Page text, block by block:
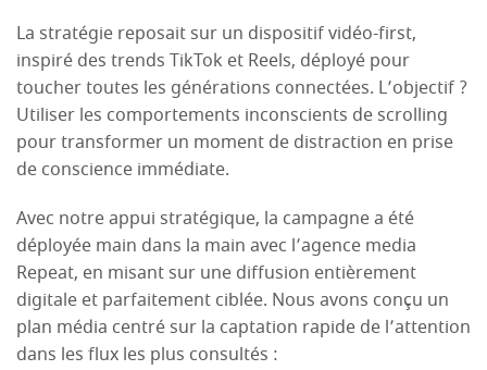
La stratégie reposait sur un dispositif vidéo-first,
inspiré des trends TikTok et Reels, déployé pour
toucher toutes les générations connectées. L’objectif ?
Utiliser les comportements inconscients de scrolling
pour transformer un moment de distraction en prise
de conscience immédiate.
Avec notre appui stratégique, la campagne a été
déployée main dans la main avec l’agence media
Repeat, en misant sur une diffusion entièrement
digitale et parfaitement ciblée. Nous avons conçu un
plan média centré sur la captation rapide de l’attention
dans les flux les plus consultés :